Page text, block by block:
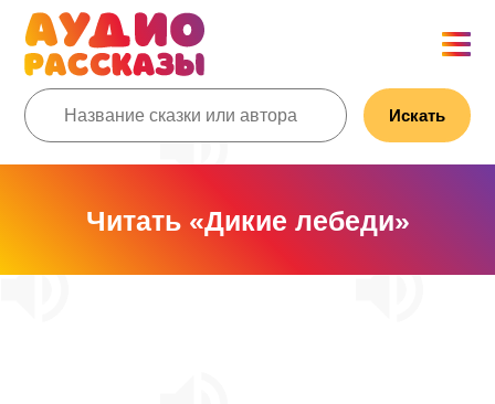
Искать
Читать «Дикие лебеди»